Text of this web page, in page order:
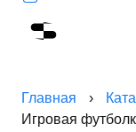
Главная ›
Игровая